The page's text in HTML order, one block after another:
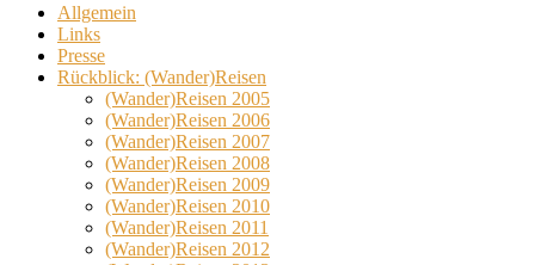
Allgemein
Links
Presse
Rückblick: (Wander)Reisen
(Wander)Reisen 2005
(Wander)Reisen 2006
(Wander)Reisen 2007
(Wander)Reisen 2008
(Wander)Reisen 2009
(Wander)Reisen 2010
(Wander)Reisen 2011
(Wander)Reisen 2012